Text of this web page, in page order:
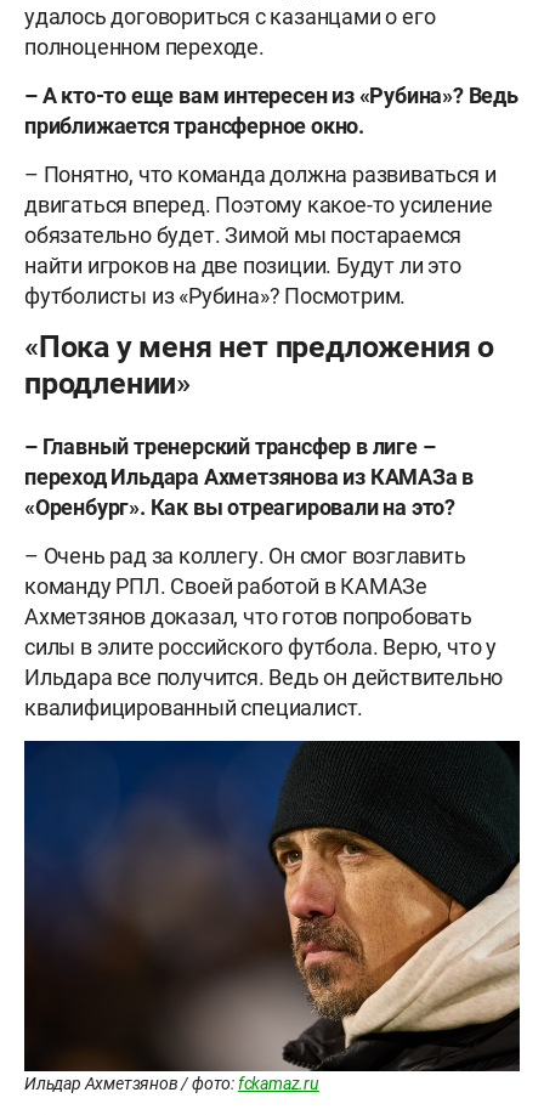
удалось договориться с казанцами о его
полноценном переходе.
– А кто-то еще вам интересен из «Рубина»? Ведь
приближается трансферное окно.
– Понятно, что команда должна развиваться и
двигаться вперед. Поэтому какое-то усиление
обязательно будет. Зимой мы постараемся
найти игроков на две позиции. Будут ли это
футболисты из «Рубина»? Посмотрим.
«Пока у меня нет предложения о
продлении»
– Главный тренерский трансфер в лиге –
переход Ильдара Ахметзянова из КАМАЗа в
«Оренбург». Как вы отреагировали на это?
– Очень рад за коллегу. Он смог возглавить
команду РПЛ. Своей работой в КАМАЗе
Ахметзянов доказал, что готов попробовать
силы в элите российского футбола. Верю, что у
Ильдара все получится. Ведь он действительно
квалифицированный специалист.
Ильдар Ахметзянов / фото:fckamaz.ru